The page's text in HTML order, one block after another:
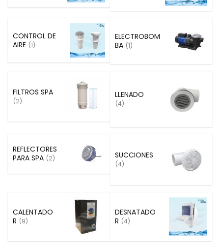
CONTROL DE
AIRE (1)
ELECTROBOM
BA (1)
FILTROS SPA
(2)
LLENADO
(4)
REFLECTORES
PARA SPA (2) SUCCIONES
(4)
CALENTADO
R (9)
DESNATADO
R (4)